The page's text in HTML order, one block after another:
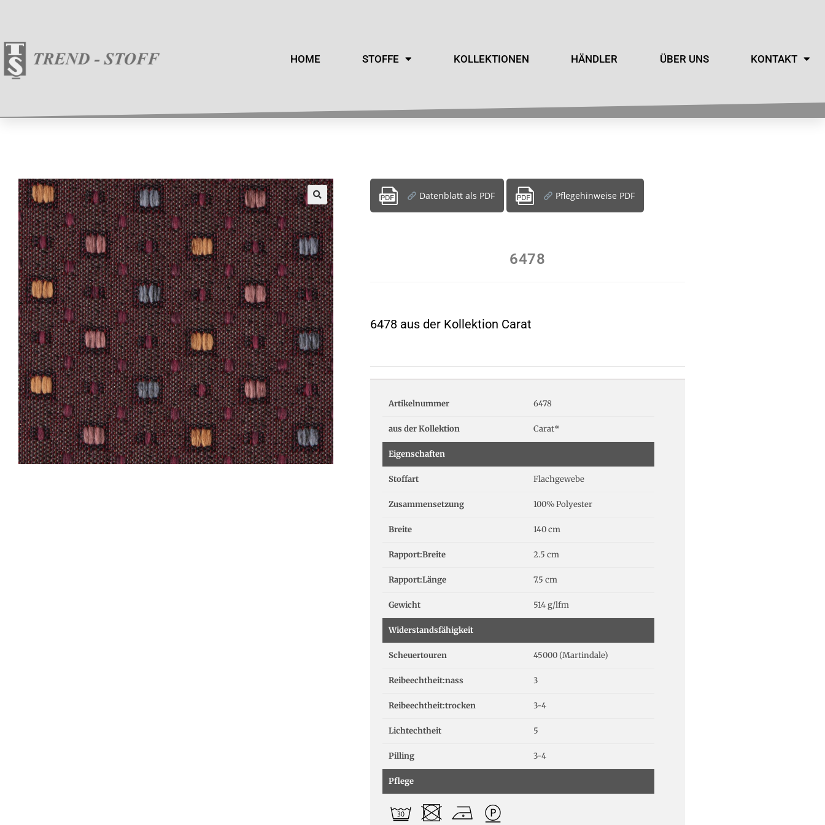
HOME STOFFE KOLLEKTIONEN HÄNDLER ÜBER UNS KONTAKT
Datenblatt als PDF Pflegehinweise PDF
6478
6478 aus der Kollektion Carat
Artikelnummer 6478
aus der Kollektion Carat*
Eigenschaften
Stoffart Flachgewebe
Zusammensetzung 100% Polyester
Breite 140 cm
Rapport:Breite 2.5 cm
Rapport:Länge 7.5 cm
Gewicht 514 g/lfm
Widerstandsfähigkeit
Scheuertouren 45000 (Martindale)
Reibeechtheit:nass 3
Reibeechtheit:trocken 3-4
Lichtechtheit 5
Pilling 3-4
Pflege